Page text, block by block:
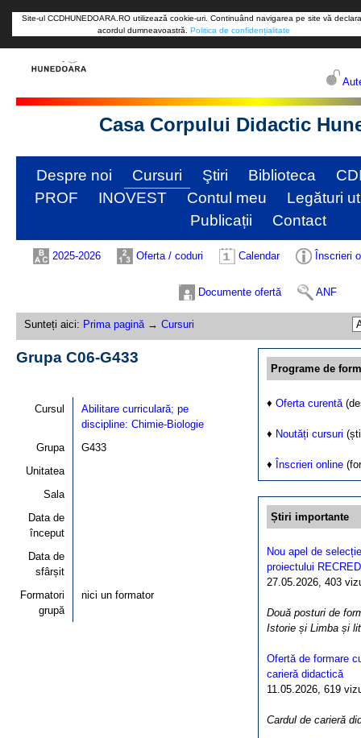
Site-ul CCDHUNEDOARA.RO utilizează cookie-uri. Continuând navigarea pe site vă
acordul dumneavoastră. Politica de confidențialitate
Casa Corpului Didactic
Despre noi Cursuri Ştiri Biblioteca
PROF
INOVEST Contul meu
Legături
Publicații
Contact
2025-2026 Oferta / coduri Calendar Înscrieri
Documente ofertă ANF
Sunteți aici: Prima pagină→ Cursuri
Programe de
♦ Oferta curentă
♦ Noutăți cursuri
♦ Înscrieri online
Știri importante
Nou apel de
proiectului RECRED
27.05.2026, 403
Două posturi de
Istorie și Limba și
Ofertă de formare
carieră didactică
11.05.2026, 619
Cardul de carieră
Grupa C06-G433
Cursul
Abilitare curriculară; pe
discipline: Chimie-Biologie
Grupa
G433
Unitatea
Sala
Data de
început
Data de
sfârșit
Formatori
grupă
nici un formator